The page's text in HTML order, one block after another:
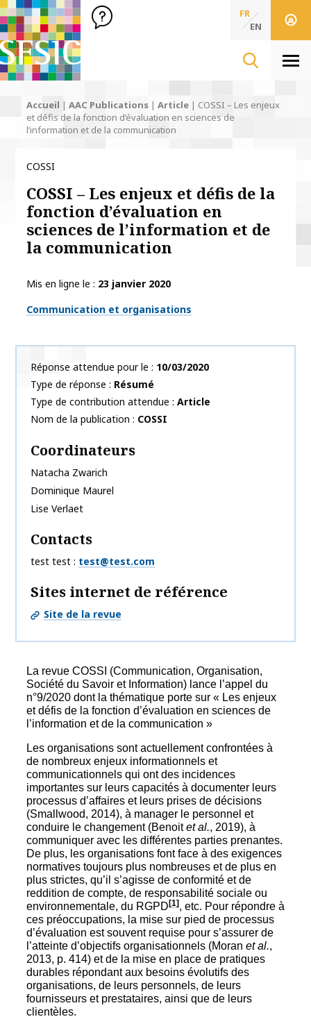
SFSIC Société Française des Sciences de l'Information & de
Société Française des Sciences
de l'Information
FR
EN
Accueil | AAC Publications | Article | COSSI – Les enjeux
et défis de la fonction d’évaluation en sciences de
l’information et de la communication
COSSI
COSSI – Les enjeux et défis de la
fonction d’évaluation en
sciences de l’information et de
la communication
Mis en ligne le
23 janvier 2020
Thématiques
Communication et organisations
Réponse attendue pour le
10/03/2020
Type de réponse
Résumé
Type de contribution attendue
Article
Nom de la publication
COSSI
Coordinateurs
Natacha Zwarich
Dominique Maurel
Lise Verlaet
Contacts
test test test@test.com
Sites internet de référence
Site de la revue
La revue COSSI (Communication, Organisation,
Société du Savoir et Information) lance l’appel du
n°9/2020 dont la thématique porte sur « Les enjeux
et défis de la fonction d’évaluation en sciences de
l’information et de la communication »
Les organisations sont actuellement confrontées à
de nombreux enjeux informationnels et
communicationnels qui ont des incidences
importantes sur leurs capacités à documenter leurs
processus d’affaires et leurs prises de décisions
(Smallwood, 2014), à manager le personnel et
conduire le changement (Benoitet al., 2019), à
communiquer avec les différentes parties prenantes.
De plus, les organisations font face à des exigences
normatives toujours plus nombreuses et de plus en
plus strictes, qu’il s’agisse de conformité et de
reddition de compte, de responsabilité sociale ou
environnementale, du RGPD [1] , etc. Pour répondre à
ces préoccupations, la mise sur pied de processus
d’évaluation est souvent requise pour s’assurer de
l’atteinte d’objectifs organisationnels (Moran et al.,
2013, p. 414) et de la mise en place de pratiques
durables répondant aux besoins évolutifs des
organisations, de leurs personnels, de leurs
fournisseurs et prestataires, ainsi que de leurs
clientèles.